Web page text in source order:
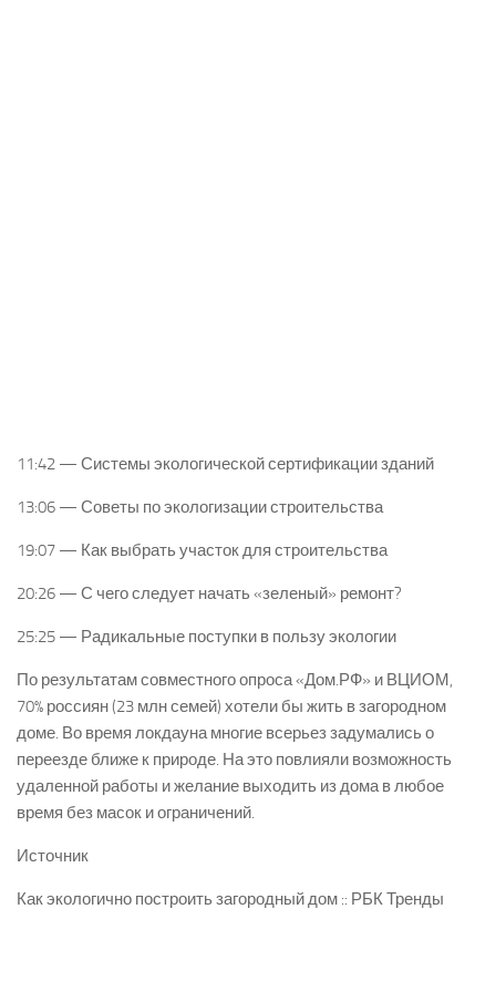
11:42 — Системы экологической сертификации зданий
13:06 — Советы по экологизации строительства
19:07 — Как выбрать участок для строительства
20:26 — С чего следует начать «зеленый» ремонт?
25:25 — Радикальные поступки в пользу экологии
По результатам совместного опроса «Дом.РФ» и ВЦИОМ,
70% россиян (23 млн семей) хотели бы жить в загородном
доме. Во время локдауна многие всерьез задумались о
переезде ближе к природе. На это повлияли возможность
удаленной работы и желание выходить из дома в любое
время без масок и ограничений.
Источник
Как экологично построить загородный дом :: РБК Тренды